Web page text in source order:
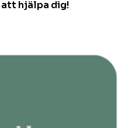
hjälpa dig!